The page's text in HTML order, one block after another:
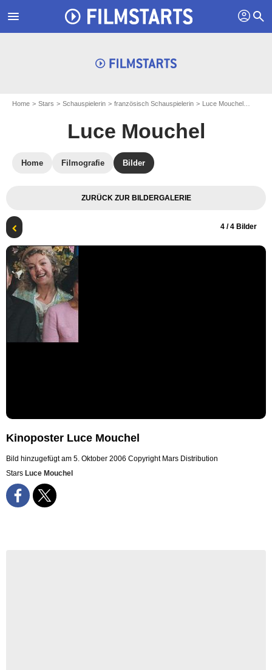
menu profil search
Home Stars Schauspielerin französisch Schauspielerin Luce Mouchel
Luce Mouchel
Home Filmografie Bilder
ZURÜCK ZUR BILDERGALERIE
4 / 4 Bilder
Kinoposter Luce Mouchel
Bild hinzugefügt am 5. Oktober 2006 Copyright Mars Distribution
Stars Luce Mouchel